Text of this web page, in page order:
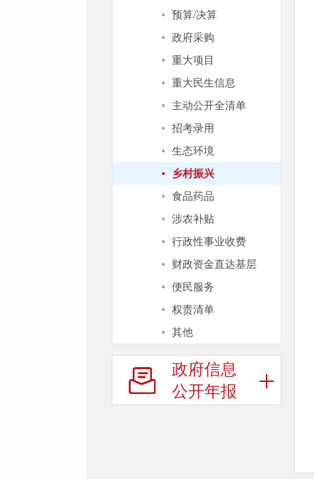
预算/决算
政府采购
重大项目
重大民生信息
主动公开全清单
招考录用
生态环境
乡村振兴
食品药品
涉农补贴
行政性事业收费
财政资金直达基层
便民服务
权责清单
其他
政府信息
公开年报